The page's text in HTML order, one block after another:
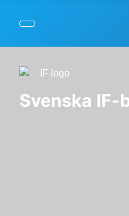
Svenska